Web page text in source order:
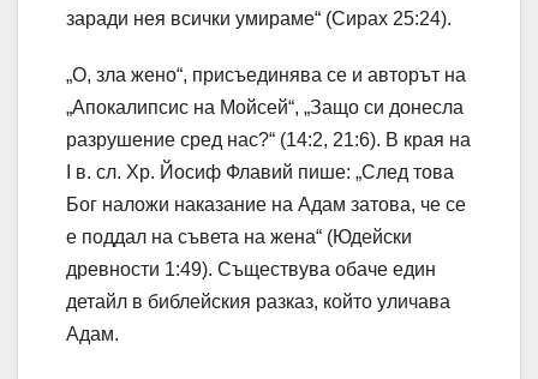
заради нея всички умираме“ (Сирах 25:24).
„О, зла жено“, присъединява се и авторът на
„Апокалипсис на Мойсей“, „Защо си донесла
разрушение сред нас?“ (14:2, 21:6). В края на
I в. сл. Хр. Йосиф Флавий пише: „След това
Бог наложи наказание на Адам затова, че се
е поддал на съвета на жена“ (Юдейски
древности 1:49). Съществува обаче един
детайл в библейския разказ, който уличава
Адам.